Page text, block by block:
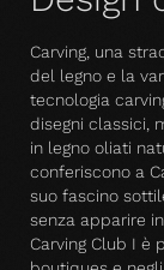
Carving, una
del legno e la
tecnologia
disegni classici,
in legno oliati
conferiscono a
suo fascino
senza apparire
Carving Club I è